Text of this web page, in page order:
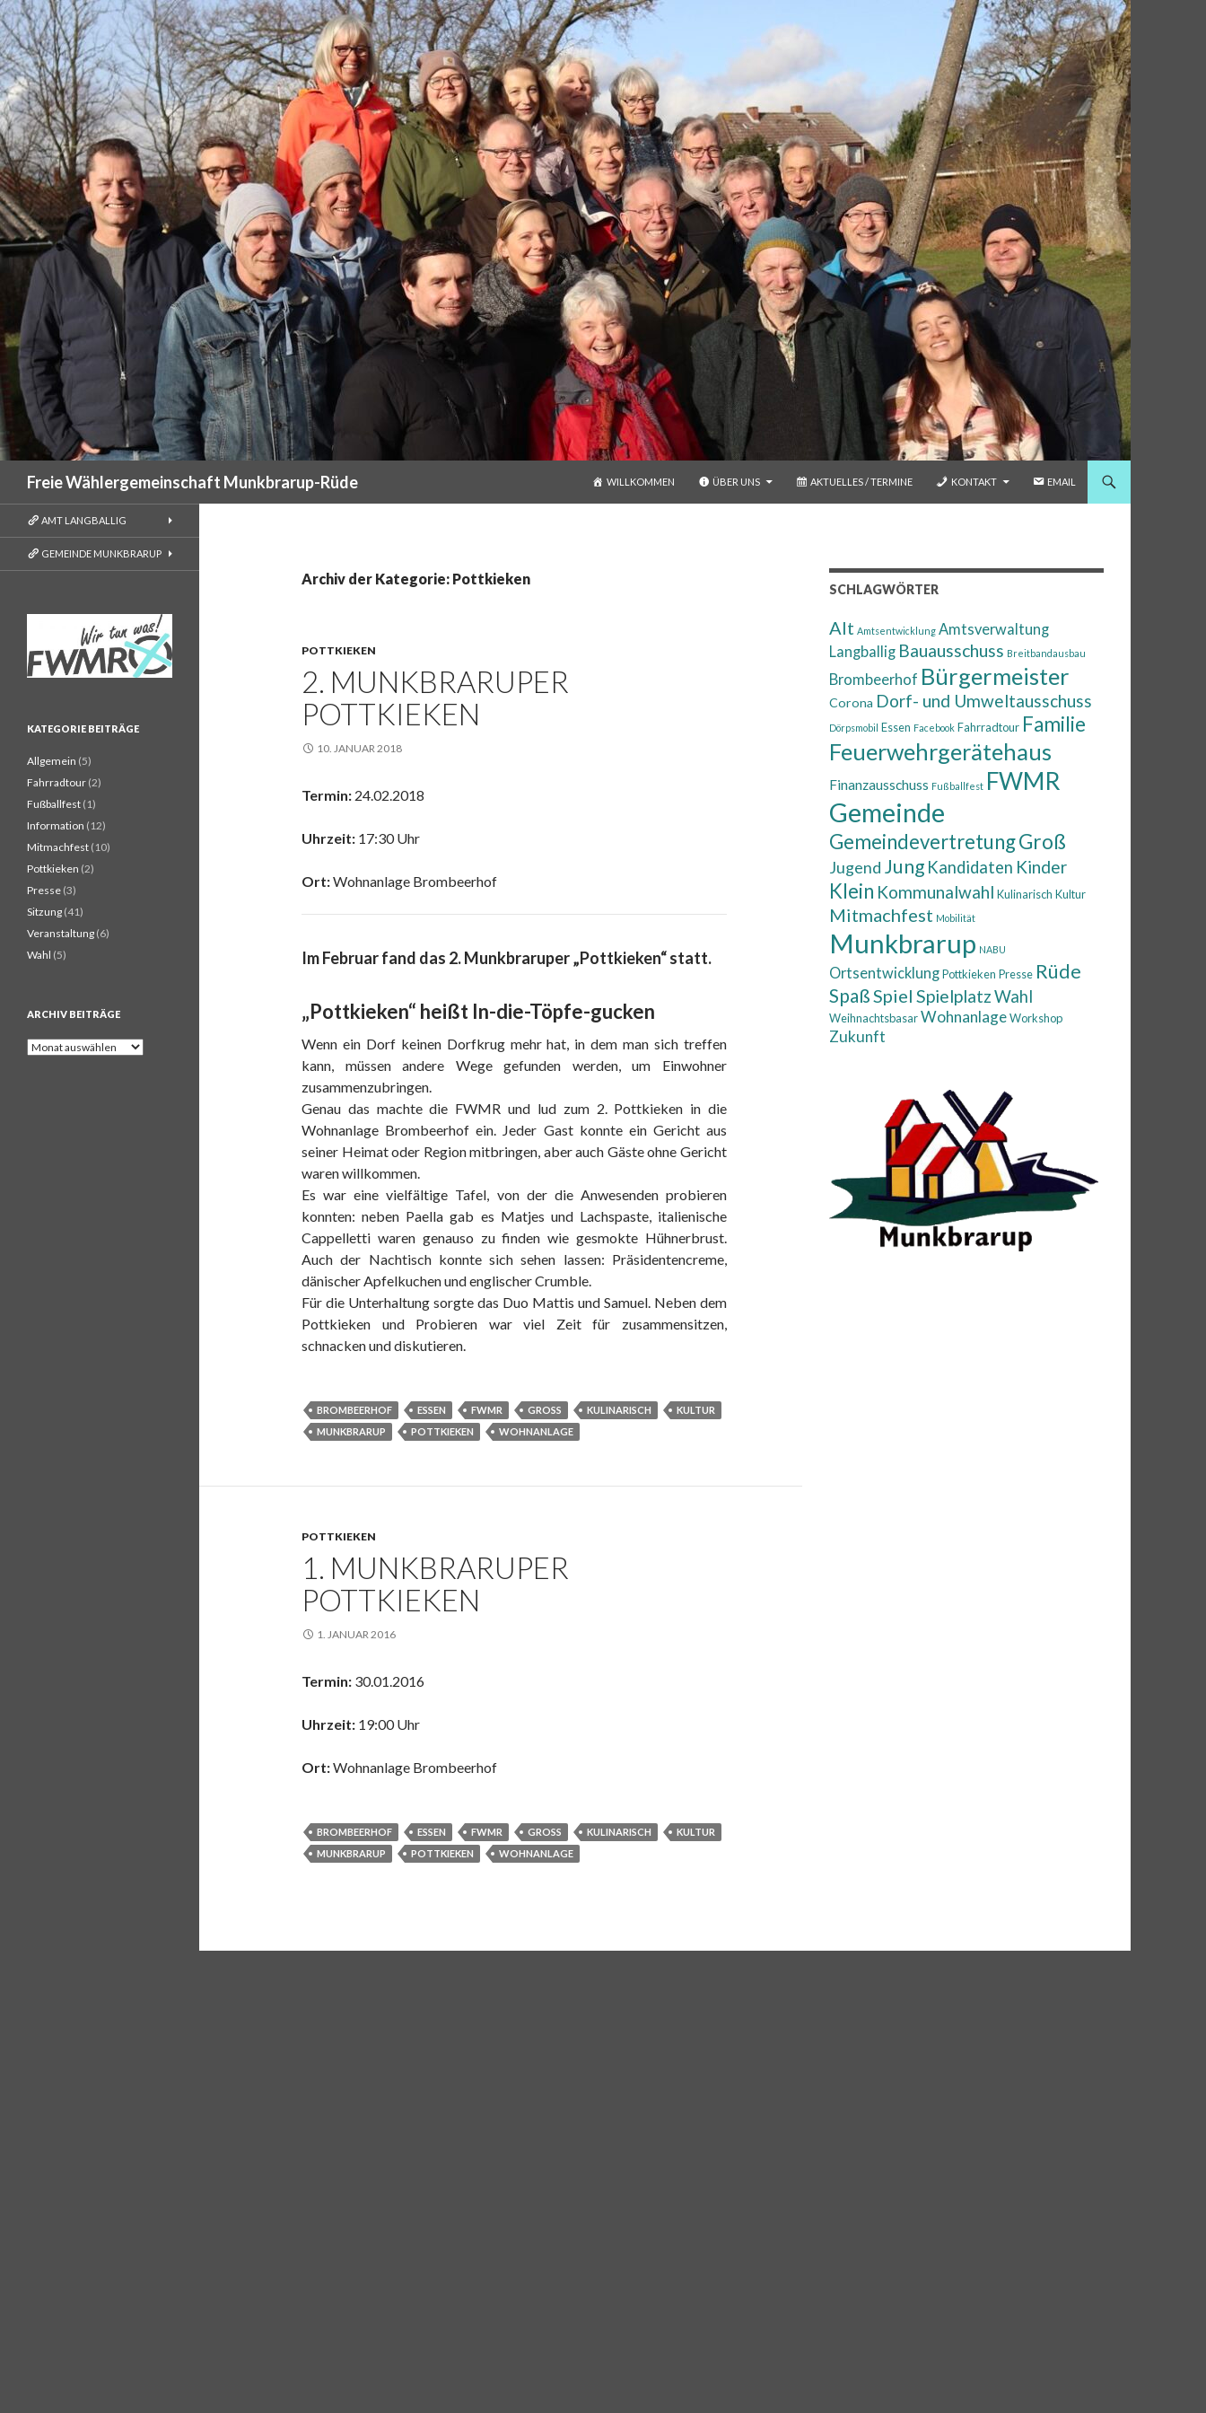
Freie Wählergemeinschaft Munkbrarup-Rüde
WILLKOMMEN
ÜBER UNS AKTUELLES / TERMINE KONTAKT EMAIL
Archiv der Kategorie: Pottkieken
POTTKIEKEN
2. MUNKBRARUPER
POTTKIEKEN
10. JANUAR 2018
Termin: 24.02.2018
Uhrzeit: 17:30 Uhr
Ort:Wohnanlage Brombeerhof
Im Februar fand das 2. Munkbraruper „Pottkieken“ statt.
„Pottkieken“ heißt In-die-Töpfe-gucken
Wenn ein Dorf keinen Dorfkrug mehr hat, in dem man sich treffen
kann, müssen andere Wege gefunden werden, um Einwohner
zusammenzubringen.
Genau das machte die FWMR und lud zum 2. Pottkieken in die
Wohnanlage Brombeerhof ein. Jeder Gast konnte ein Gericht aus
seiner Heimat oder Region mitbringen, aber auch Gäste ohne Gericht
waren willkommen.
Es war eine vielfältige Tafel, von der die Anwesenden probieren
konnten: neben Paella gab es Matjes und Lachspaste, italienische
Cappelletti waren genauso zu finden wie gesmokte Hühnerbrust.
Auch der Nachtisch konnte sich sehen lassen: Präsidentencreme,
dänischer Apfelkuchen und englischer Crumble.
Für die Unterhaltung sorgte das Duo Mattis und Samuel. Neben dem
Pottkieken und Probieren war viel Zeit für zusammensitzen,
schnacken und diskutieren.
BROMBEERHOF ESSEN FWMR GROSS KULINARISCH
KULTUR
MUNKBRARUP
POTTKIEKEN WOHNANLAGE
POTTKIEKEN
1. MUNKBRARUPER
POTTKIEKEN
1. JANUAR 2016
Termin: 30.01.2016
Uhrzeit: 19:00 Uhr
Ort:Wohnanlage Brombeerhof
BROMBEERHOF ESSEN FWMR GROSS KULINARISCH
KULTUR
MUNKBRARUP
POTTKIEKEN WOHNANLAGE
SCHLAGWÖRTER
Alt Amtsentwicklung Amtsverwaltung
Langballig Bauausschuss Breitbandausbau
Brombeerhof Bürgermeister
Corona Dorf- und Umweltausschuss
Dörpsmobil Essen Facebook Fahrradtour Familie
Feuerwehrgerätehaus
Finanzausschuss Fußballfest FWMR
Gemeinde
GemeindevertretungGroß
Jugend Jung Kandidaten Kinder
Klein Kommunalwahl Kulinarisch Kultur
Mitmachfest Mobilität
Munkbrarup NABU
OrtsentwicklungPottkieken Presse Rüde
SpaßSpiel SpielplatzWahl
WeihnachtsbasarWohnanlageWorkshop
Zukunft
AMT LANGBALLIG
GEMEINDE MUNKBRARUP
KATEGORIE BEITRÄGE
Allgemein (5)
Fahrradtour (2)
Fußballfest (1)
Information (12)
Mitmachfest (10)
Pottkieken (2)
Presse (3)
Sitzung (41)
Veranstaltung (6)
Wahl (5)
ARCHIV BEITRÄGE
A